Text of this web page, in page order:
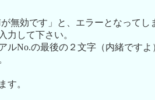
無効です」と、エラーとなって
力して下さい。
ルNo.の最後の２文字（内緒です
す。